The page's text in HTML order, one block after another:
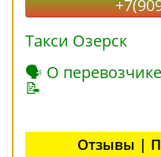
Такси Озерск
🗣 О
📝
Отзывы |